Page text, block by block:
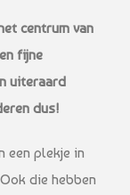
centrum van
fijne
uiteraard
dus!
een plekje in
die hebben